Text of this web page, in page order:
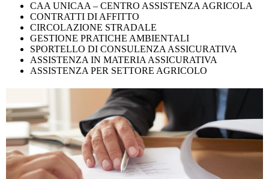
CAA UNICAA – CENTRO ASSISTENZA AGRICOLA
CONTRATTI DI AFFITTO
CIRCOLAZIONE STRADALE
GESTIONE PRATICHE AMBIENTALI
SPORTELLO DI CONSULENZA ASSICURATIVA
ASSISTENZA IN MATERIA ASSICURATIVA
ASSISTENZA PER SETTORE AGRICOLO